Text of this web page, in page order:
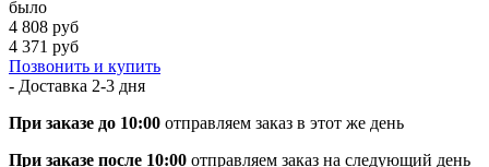
было
4 808 руб
4 371 руб
Позвонить и купить
- Доставка 2-3 дня
При заказе до 10:00 отправляем заказ в этот же день
При заказе после 10:00 отправляем заказ на следующий день